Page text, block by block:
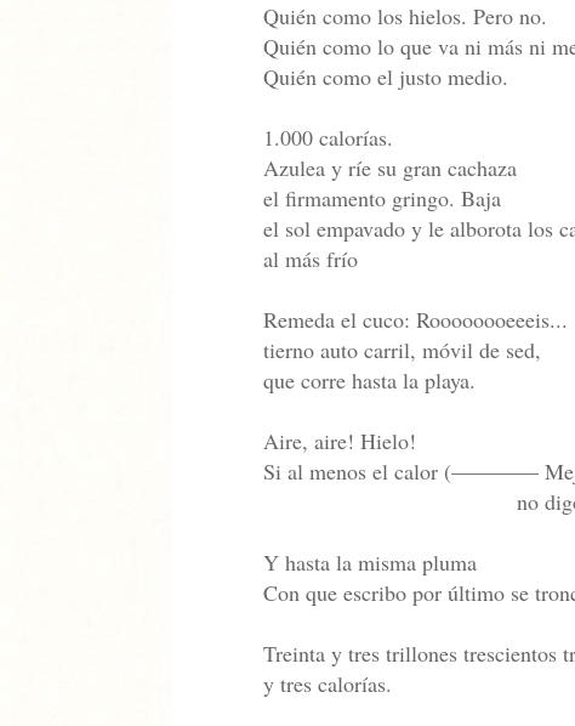
Quién como los hielos. Pero no.
Quién como lo que va ni más ni
Quién como el justo medio.
1.000 calorías.
Azulea y ríe su gran cachaza
el firmamento gringo. Baja
el sol empavado y le alborota los
al más frío
Remeda el cuco: Roooooooeeeis...
tierno auto carril, móvil de sed,
que corre hasta la playa.
Aire, aire! Hielo!
Si al menos el calor (————
no digo
Y hasta la misma pluma
Con que escribo por último se
Treinta y tres trillones trescientos
y tres calorías.